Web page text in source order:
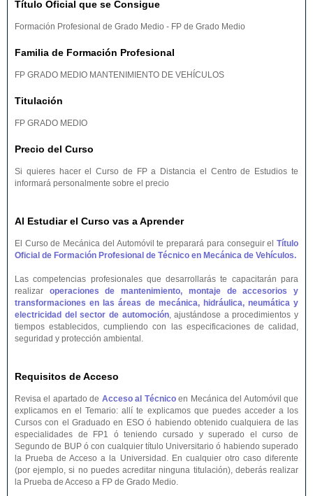
Título Oficial que se Consigue
Formación Profesional de Grado Medio - FP de Grado Medio
Familia de Formación Profesional
FP GRADO MEDIO MANTENIMIENTO DE VEHÍCULOS
Titulación
FP GRADO MEDIO
Precio del Curso
Si quieres hacer el Curso de FP a Distancia el Centro de Estudios te
informará personalmente sobre el precio
Al Estudiar el Curso vas a Aprender
El Curso de Mecánica del Automóvil te preparará para conseguir el Título
Oficial de Formación Profesional de Técnico en Mecánica de Vehículos.
Las competencias profesionales que desarrollarás te capacitarán para
realizar operaciones de mantenimiento, montaje de accesorios y
transformaciones en las áreas de mecánica, hidráulica, neumática y
electricidad del sector de automoción, ajustándose a procedimientos y
tiempos establecidos, cumpliendo con las especificaciones de calidad,
seguridad y protección ambiental.
Requisitos de Acceso
Revisa el apartado de Acceso al Técnicoen Mecánica del Automóvil que
explicamos en el Temario: allí te explicamos que puedes acceder a los
Cursos con el Graduado en ESO ó habiendo obtenido cualquiera de las
especialidades de FP1 ó teniendo cursado y superado el curso de
Segundo de BUP ó con cualquier título Universitario ó habiendo superado
la Prueba de Acceso a la Universidad. En cualquier otro caso diferente
(por ejemplo, si no puedes acreditar ninguna titulación), deberás realizar
la Prueba de Acceso a FP de Grado Medio.